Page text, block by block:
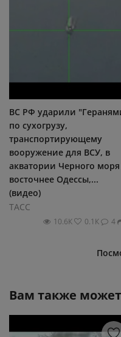
ВС РФ ударили
по сухогрузу,
транспортирующему
вооружение для ВСУ, в
акватории Черного моря
восточнее Одессы,...
(видео)
ТАСС
10.6К 0.1К 4
Вам также